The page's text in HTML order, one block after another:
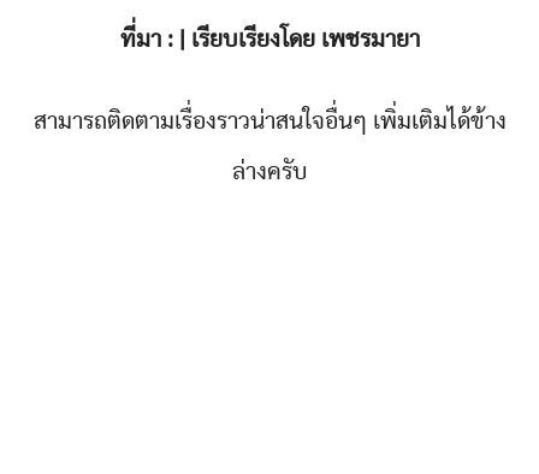
ที่มา : | เรียบเรียงโดย เพชรมายา
สามารถติดตามเรื่องราวน่าสนใจอื่นๆ เพิ่มเติมได้ข้าง
ล่างครับ